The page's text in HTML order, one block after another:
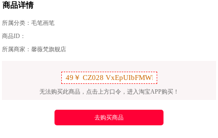
商品详情
所属分类：毛笔画笔
商品ID：
所属商家：馨薇梵旗舰店
无法购买此商品，点击上方口令，进入淘宝APP购买！
去购买商品